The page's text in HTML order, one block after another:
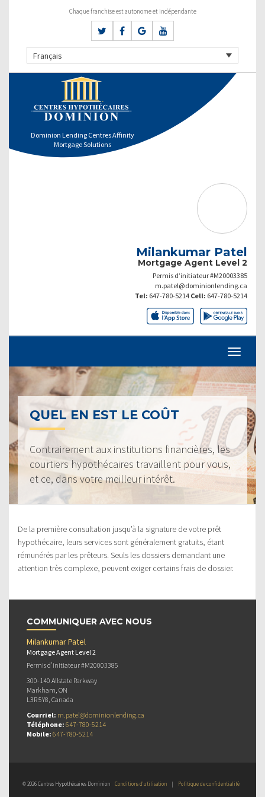
Chaque franchise est autonome et indépendante
Français
Dominion Lending Centres Affinity
Mortgage Solutions
Milankumar Patel
Mortgage Agent Level 2
Permis d’initiateur #M20003385
m.patel@dominionlending.ca
Tel: 647-780-5214 Cell: 647-780-5214
QUEL EN EST LE COÛT
Contrairement aux institutions financières, les
courtiers hypothécaires travaillent pour vous,
et ce, dans votre meilleur intérêt.
De la première consultation jusqu’à la signature de votre prêt
hypothécaire, leurs services sont généralement gratuits, étant
rémunérés par les prêteurs. Seuls les dossiers demandant une
attention très complexe, peuvent exiger certains frais de dossier.
COMMUNIQUER AVEC NOUS
Milankumar Patel
Mortgage Agent Level 2
Permis d’initiateur #M20003385
300-140 Allstate Parkway
Markham, ON
L3R 5Y8, Canada
Courriel: m.patel@dominionlending.ca
Téléphone: 647-780-5214
Mobile: 647-780-5214
© 2026 Centres Hypothécaires Dominion Conditions d’utilisation | Politique de confidentialité